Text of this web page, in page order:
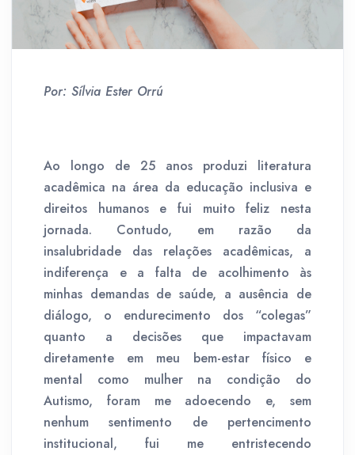
Por: Sílvia Ester Orrú
Ao longo de 25 anos produzi literatura
acadêmica na área da educação inclusiva e
direitos humanos e fui muito feliz nesta
jornada. Contudo, em razão da
insalubridade das relações acadêmicas, a
indiferença e a falta de acolhimento às
minhas demandas de saúde, a ausência de
diálogo, o endurecimento dos “colegas”
quanto a decisões que impactavam
diretamente em meu bem-estar físico e
mental como mulher na condição do
Autismo, foram me adoecendo e, sem
nenhum sentimento de pertencimento
institucional, fui me entristecendo